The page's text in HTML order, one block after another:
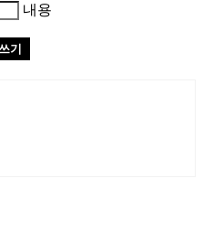
내용
기